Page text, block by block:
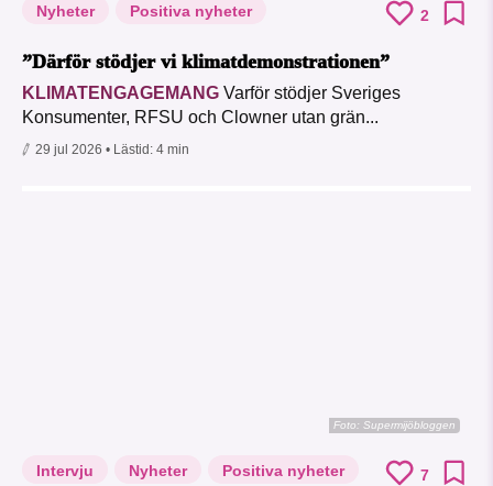
Nyheter Positiva nyheter 2
”Därför stödjer vi klimatdemonstrationen”
KLIMATENGAGEMANG Varför stödjer Sveriges
Konsumenter, RFSU och Clowner utan grän...
29 jul 2026 • Lästid: 4 min
Foto: Supermijöbloggen
Intervju Nyheter Positiva nyheter 7